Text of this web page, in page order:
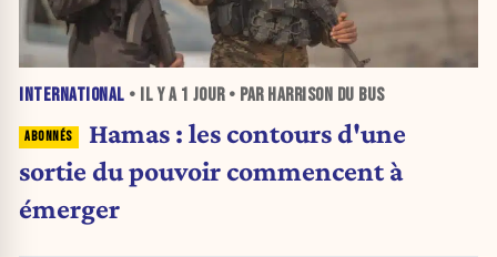
INTERNATIONAL • IL Y A 1 JOUR• PAR HARRISON DU BUS
Hamas : les contours d'une
sortie du pouvoir commencent à
émerger